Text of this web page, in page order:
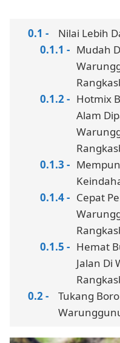
Nilai Lebih
Mudah
Hotmix
Alam
Cepat
Hemat
Jalan Di
Tukang